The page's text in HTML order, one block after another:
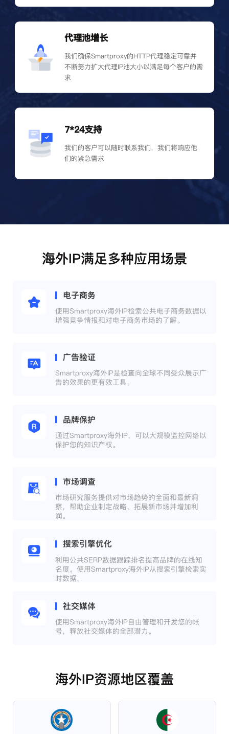
代理池增长
我们确保Smartproxy的HTTP代理稳定可靠并
不断努力扩大代理IP池大小以满足每个客户的需
求
7*24支持
我们的客户可以随时联系我们，我们将响应他
们的紧急需求
海外IP满足多种应用场景
电子商务
使用Smartproxy海外IP检索公共电子商务数据以
增强竞争情报和对电子商务市场的了解。
广告验证
Smartproxy海外IP是检查向全球不同受众展示广
告的效果的更有效工具。
品牌保护
通过Smartproxy海外IP，可以大规模监控网络以
保护您的知识产权。
市场调查
市场研究服务提供对市场趋势的全面和最新洞
察，帮助企业制定战略、拓展新市场并增加利
润。
搜索引擎优化
利用公共SERP数据跟踪排名提高品牌的在线知
名度。使用Smartproxy海外IP从搜索引擎检索实
时数据。
社交媒体
使用Smartproxy海外IP自由管理和开发您的帐
号，释放社交媒体的全部潜力。
海外IP资源地区覆盖